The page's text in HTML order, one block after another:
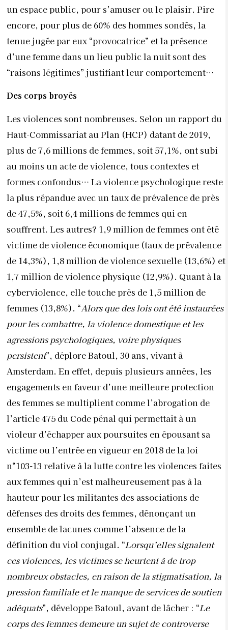
un espace public, pour s’amuser ou le plaisir. Pire
encore, pour plus de 60% des hommes sondés, la
tenue jugée par eux “provocatrice” et la présence
d’une femme dans un lieu public la nuit sont des
“raisons légitimes” justifiant leur comportement…
Des corps broyés
Les violences sont nombreuses. Selon un rapport du
Haut-Commissariat au Plan (HCP) datant de 2019,
plus de 7,6 millions de femmes, soit 57,1%, ont subi
au moins un acte de violence, tous contextes et
formes confondus… La violence psychologique reste
la plus répandue avec un taux de prévalence de près
de 47,5%, soit 6,4 millions de femmes qui en
souffrent. Les autres? 1,9 million de femmes ont été
victime de violence économique (taux de prévalence
de 14,3%), 1,8 million de violence sexuelle (13,6%) et
1,7 million de violence physique (12,9%). Quant à la
cyberviolence, elle touche près de 1,5 million de
femmes (13,8%). “Alors que des lois ont été instaurées
pour les combattre, la violence domestique et les
agressions psychologiques, voire physiques
persistent”, déplore Batoul, 30 ans, vivant à
Amsterdam. En effet, depuis plusieurs années, les
engagements en faveur d’une meilleure protection
des femmes se multiplient comme l’abrogation de
l’article 475 du Code pénal qui permettait à un
violeur d’échapper aux poursuites en épousant sa
victime ou l’entrée en vigueur en 2018 de la loi
n°103-13 relative à la lutte contre les violences faites
aux femmes qui n’est malheureusement pas à la
hauteur pour les militantes des associations de
défenses des droits des femmes, dénonçant un
ensemble de lacunes comme l’absence de la
définition du viol conjugal. “Lorsqu’elles signalent
ces violences, les victimes se heurtent à de trop
nombreux obstacles, en raison de la stigmatisation, la
pression familiale et le manque de services de soutien
adéquats”, développe Batoul, avant de lâcher : “Le
corps des femmes demeure un sujet de controverse